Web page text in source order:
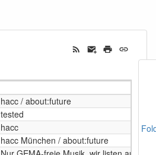
hacc / about:future
tested
hacc
hacc München / about:future